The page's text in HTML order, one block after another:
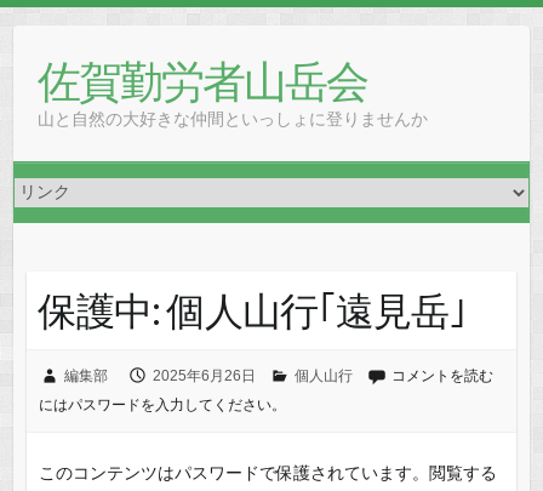
content佐賀勤労者山岳会
山と自然の大好きな仲間といっしょに登りませんか
保護中: 個人山行｢遠見岳｣
編集部 2025年6月26日 個人山行
コメントを読む
にはパスワードを入力してください。
このコンテンツはパスワードで保護されています。閲覧する